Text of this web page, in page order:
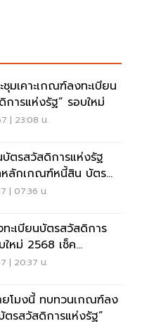
มเคาะเกณฑ์ลงทะเบียน
การแห่งรัฐ” รอบใหม่
| 23:08 น.
บัตรสวัสดิการแห่งรัฐ
หลักเกณฑ์หนี้สิน บัตร
| 07:36 น.
ทะเบียนบัตรสวัสดิการ
ใหม่ 2568 เช็ค
องต้น
| 20:37 น.
โมงนี้ ทบทวนเกณฑ์ลง
ตรสวัสดิการแห่งรัฐ”